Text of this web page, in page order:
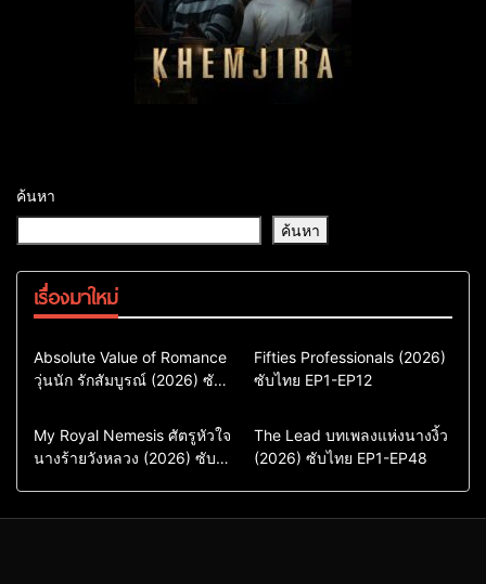
ค้นหา
ค้นหา
เรื่องมาใหม่
Comedy
Drama
ซีรี่ย์เกาหลี
ซีรี่ย์เกาหลีพากย์ไทย
Absolute Value of Romance
วุ่นนัก รักสัมบูรณ์ (2026) ซับ
Action & Adventure
Comedy
Drama
ซีรี่ย์เกาหลีซับไทย
Fifties Professionals (2026)
ซับไทย EP1-EP12
Comedy
Drama
Sci-Fi & Fantasy
My Royal Nemesis ศัตรูหัวใจ
นางร้ายวังหลวง (2026) ซับ
Drama
ซีรี่ย์จีน
ซีรี่ย์จีนซับไทย
The Lead บทเพลงแห่งนางงิ้ว
(2026) ซับไทย EP1-EP48